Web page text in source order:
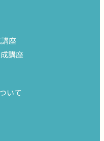
座
講座
いて